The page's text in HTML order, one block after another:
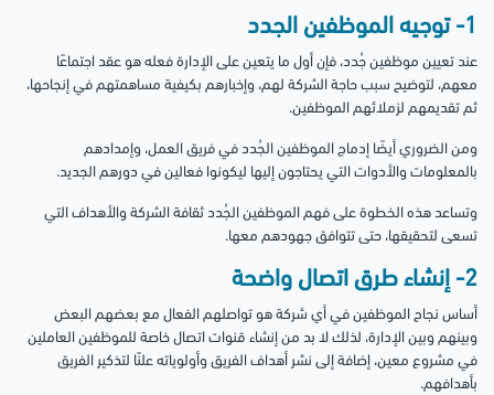
1- توجيه الموظفين الجدد
عند تعيين موظفين جُدد، فإن أول ما يتعين على الإدارة فعله هو عقد اجتماعًا
معهم، لتوضيح سبب حاجة الشركة لهم، وإخبارهم بكيفية مساهمتهم في إنجاحها،
ثم تقديمهم لزملائهم الموظفين.
ومن الضروري أيضًا إدماج الموظفين الجُدد في فريق العمل، وإمدادهم
بالمعلومات والأدوات التي يحتاجون إليها ليكونوا فعالين في دورهم الجديد.
وتساعد هذه الخطوة على فهم الموظفين الجُدد ثقافة الشركة والأهداف التي
تسعى لتحقيقها، حتى تتوافق جهودهم معها.
2- إنشاء طرق اتصال واضحة
أساس نجاح الموظفين في أي شركة هو تواصلهم الفعال مع بعضهم البعض
وبينهم وبين الإدارة، لذلك لا بد من إنشاء قنوات اتصال خاصة للموظفين العاملين
في مشروع معين، إضافة إلى نشر أهداف الفريق وأولوياته علنًا لتذكير الفريق
بأهدافهم.